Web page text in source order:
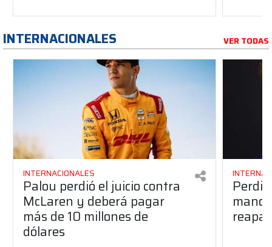
INTERNACIONALES VER TODAS
INTERNACIONALES
Palou perdió el juicio contra
McLaren y deberá pagar
más de 10 millones de
dólares